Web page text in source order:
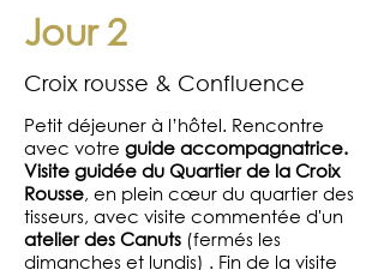
Jour 2
Croix rousse & Confluence
Petit déjeuner à l’hôtel. Rencontre
avec votre guide accompagnatrice.
Visite guidée du Quartier de la Croix
Rousse, en plein cœur du quartier des
tisseurs, avec visite commentée d'un
atelier des Canuts (fermés les
dimanches et lundis) . Fin de la visite